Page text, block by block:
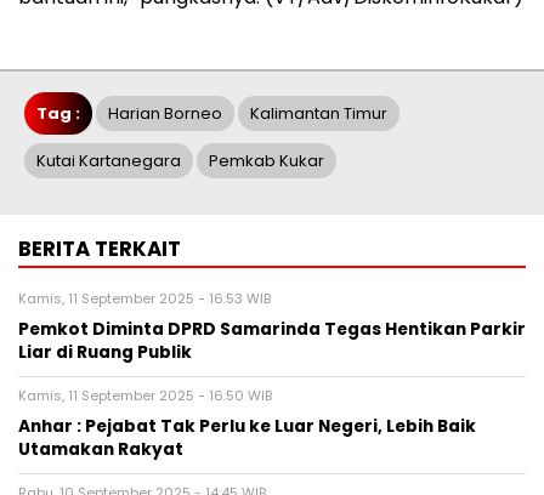
Tag : Harian Borneo Kalimantan Timur
Kutai Kartanegara Pemkab Kukar
BERITA TERKAIT
Kamis, 11 September 2025 - 16:53 WIB
Pemkot Diminta DPRD Samarinda Tegas Hentikan Parkir
Liar di Ruang Publik
Kamis, 11 September 2025 - 16:50 WIB
Anhar : Pejabat Tak Perlu ke Luar Negeri, Lebih Baik
Utamakan Rakyat